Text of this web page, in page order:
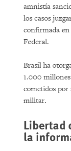
amnistía
los casos
confirmada
Federal.
Brasil ha
1.000 millones
cometidos por
militar.
Libertad
la